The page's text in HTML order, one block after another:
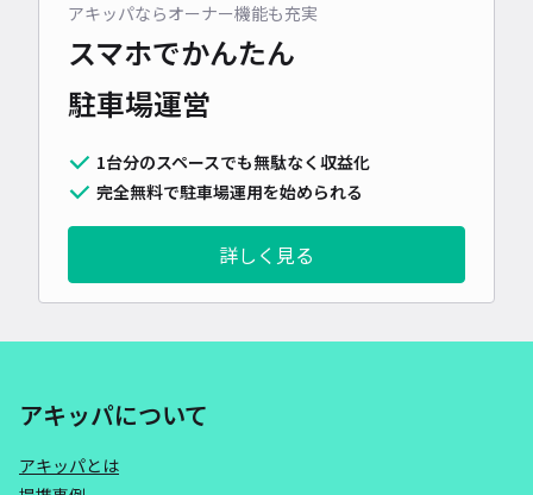
アキッパならオーナー機能も充実
スマホでかんたん
駐車場運営
1台分のスペースでも無駄なく収益化
完全無料で駐車場運用を始められる
詳しく見る
アキッパについて
アキッパとは